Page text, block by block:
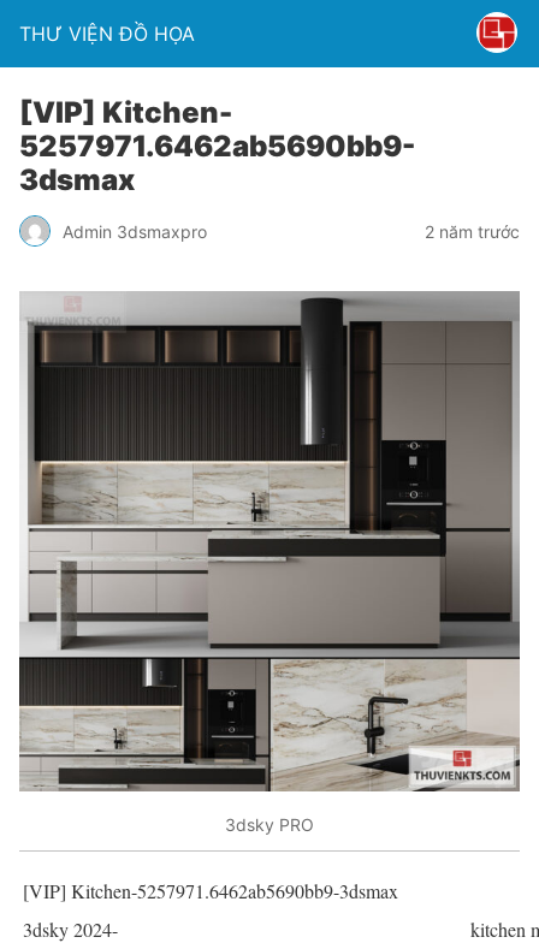
THƯ VIỆN ĐỒ HỌA
[VIP] Kitchen-
5257971.6462ab5690bb9-
3dsmax
Admin 3dsmaxpro 2 năm trước
3dsky PRO
[VIP] Kitchen-5257971.6462ab5690bb9-3dsmax
3dsky 2024-
kitchen